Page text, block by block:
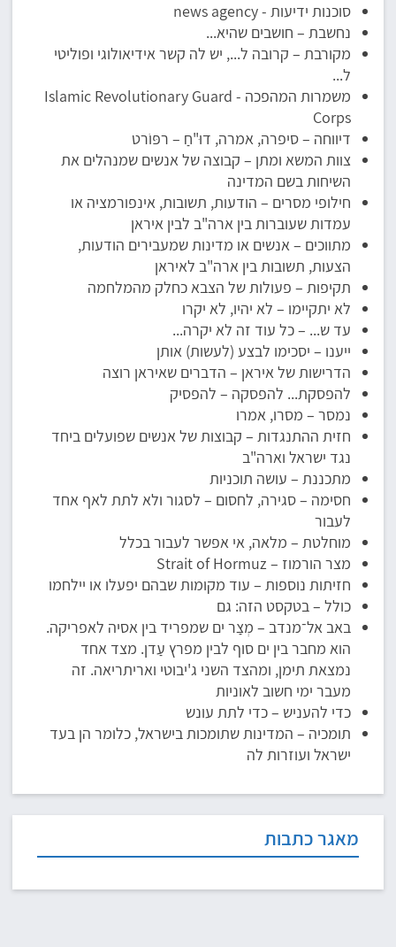
מאגר כתבות
סוכנות ידיעות - news agency
נחשבת – חושבים שהיא...
מקורבת – קרובה ל..., יש לה קשר אידיאולוגי ופוליטי
ל...
משמרות המהפכה - Islamic Revolutionary Guard
Corps
דיווחה – סיפרה, אמרה, דוּ"חַ – רפּוֹרט
צוות המשא ומתן – קבוצה של אנשים שמנהלים את
השיחות בשם המדינה
חילופי מסרים – הודעות, תשובות, אינפורמציה או
עמדות שעוברות בין ארה"ב לבין איראן
מתווכים – אנשים או מדינות שמעבירים הודעות,
הצעות, תשובות בין ארה"ב לאיראן
תקיפות – פעולות של הצבא כחלק מהמלחמה
לא יתקיימו – לא יהיו, לא יקרו
עד ש... – כל עוד זה לא יקרה...
ייענו – יסכימו לבצע (לעשות) אותן
הדרישות של איראן – הדברים שאיראן רוצה
להפסקת... להפסקה – להפסיק
נמסר – מסרו, אמרו
חזית ההתנגדות – קבוצות של אנשים שפועלים ביחד
נגד ישראל וארה"ב
מתכננת – עושה תוכניות
חסימה – סגירה, לחסום – לסגור ולא לתת לאף אחד
לעבור
מוחלטת – מלאה, אי אפשר לעבור בכלל
מצר הורמוז – Strait of Hormuz
חזיתות נוספות – עוד מקומות שבהם יפעלו או יילחמו
כולל – בטקסט הזה: גם
באב אל־מנדב – מְצַר ים שמפריד בין אסיה לאפריקה.
הוא מחבר בין ים סוף לבין מפרץ עַדן. מצד אחד
נמצאת תימן, ומהצד השני ג'יבוטי ואריתריאה. זה
מעבר ימי חשוב לאוניות
כדי להעניש – כדי לתת עונש
תומכיה – המדינות שתומכות בישראל, כלומר הן בעד
ישראל ועוזרות לה